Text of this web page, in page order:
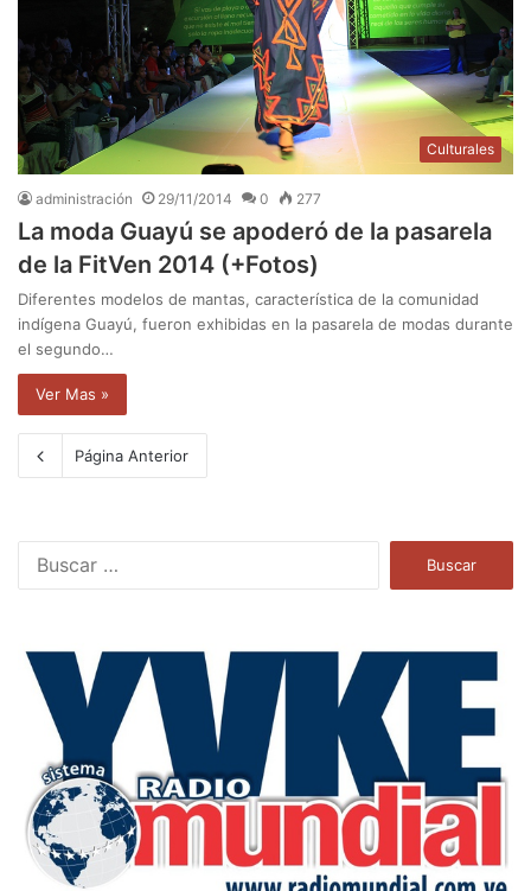
Culturales
administración 29/11/2014 0 277
La moda Guayú se apoderó de la pasarela
de la FitVen 2014 (+Fotos)
Diferentes modelos de mantas, característica de la comunidad
indígena Guayú, fueron exhibidas en la pasarela de modas durante
el segundo…
Ver Mas »
Página Anterior
a